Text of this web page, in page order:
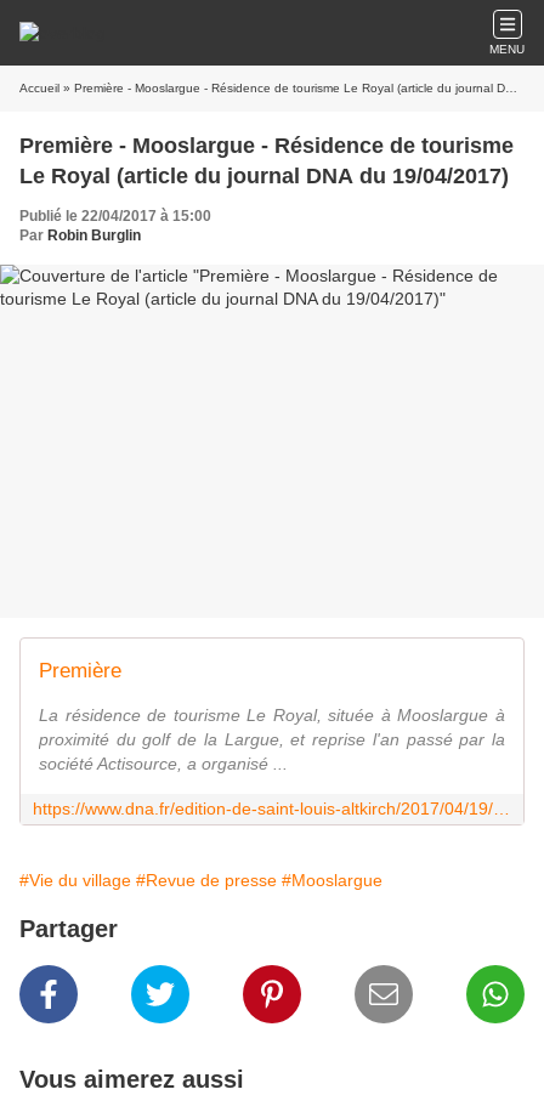
MENU
Accueil » Première - Mooslargue - Résidence de tourisme Le Royal (article du journal DNA du 19/04/2017)
Première - Mooslargue - Résidence de tourisme
Le Royal (article du journal DNA du 19/04/2017)
Publié le 22/04/2017 à 15:00
Par Robin Burglin
Première
La résidence de tourisme Le Royal, située à Mooslargue à
proximité du golf de la Largue, et reprise l'an passé par la
société Actisource, a organisé ...
#Vie du village #Revue de presse #Mooslargue
Partager
Vous aimerez aussi